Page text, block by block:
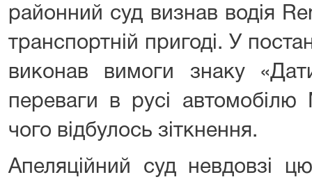
районний суд визнав водія
транспортній пригоді. У
виконав вимоги знаку
переваги в русі автомобілю
чого відбулось зіткнення.
Апеляційний суд невдовзі